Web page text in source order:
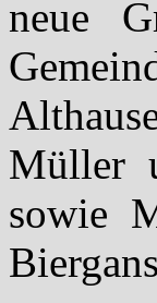
neue
Müller
sowie